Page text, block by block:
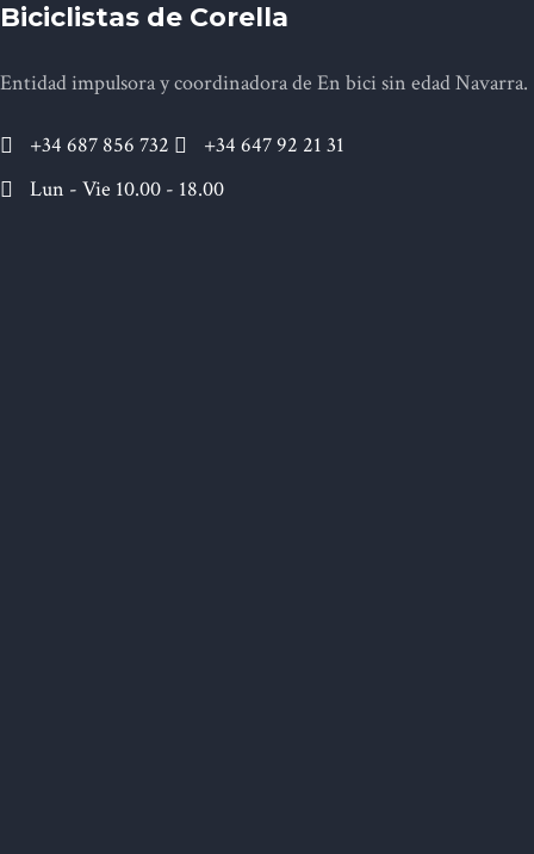
Biciclistas de Corella
Entidad impulsora y coordinadora de En bici sin edad Navarra.
+34 687 856 732
+34 647 92 21 31
Lun - Vie 10.00 - 18.00